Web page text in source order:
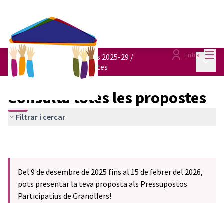
Entra
Pressupostos participatius 2025-29 /
Consulta totes les propostes
Consulta totes les propostes
Filtrar i cercar
Del 9 de desembre de 2025 fins al 15 de febrer del 2026,
pots presentar la teva proposta als Pressupostos
Participatius de Granollers!